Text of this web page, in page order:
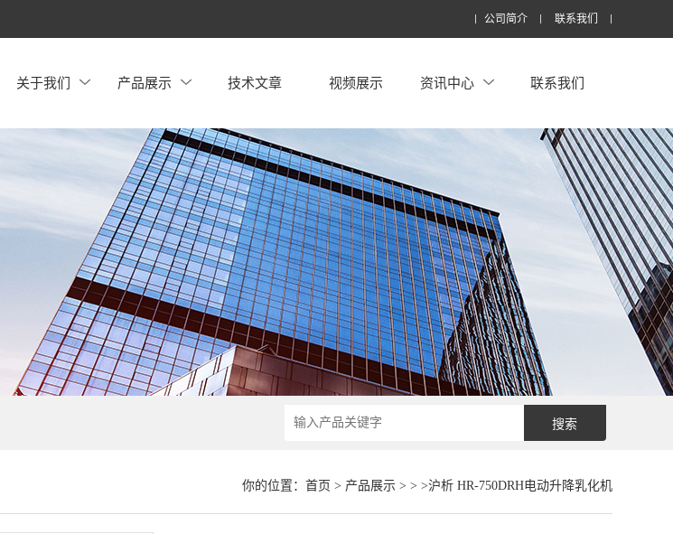
公司简介 联系我们
关于我们 产品展示 技术文章 视频展示 资讯中心 联系我们
你的位置： 首页 > 产品展示> > >沪析 HR-750DRH电动升降乳化机